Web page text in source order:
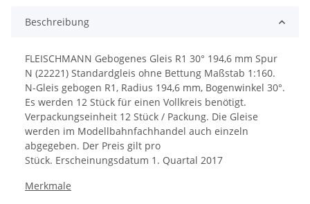
Beschreibung
FLEISCHMANN Gebogenes Gleis R1 30° 194,6 mm Spur
N (22221) Standardgleis ohne Bettung Maßstab 1:160.
N-Gleis gebogen R1, Radius 194,6 mm, Bogenwinkel 30°.
Es werden 12 Stück für einen Vollkreis benötigt.
Verpackungseinheit 12 Stück / Packung. Die Gleise
werden im Modellbahnfachhandel auch einzeln
abgegeben. Der Preis gilt pro
Stück. Erscheinungsdatum 1. Quartal 2017
Merkmale